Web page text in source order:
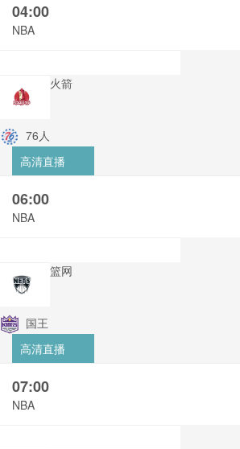
04:00
NBA
火箭
76人
高清直播
06:00
NBA
篮网
国王
高清直播
07:00
NBA